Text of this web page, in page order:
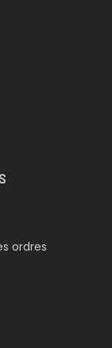
ordres